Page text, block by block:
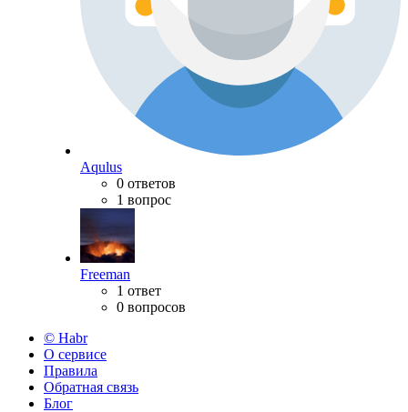
Aqulus
0 ответов
1 вопрос
Freeman
1 ответ
0 вопросов
© Habr
О сервисе
Правила
Обратная связь
Блог